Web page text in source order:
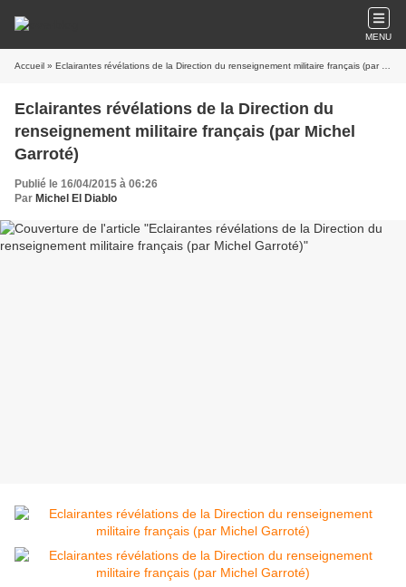
MENU
Accueil » Eclairantes révélations de la Direction du renseignement militaire français (par Michel Garroté)
Eclairantes révélations de la Direction du
renseignement militaire français (par Michel
Garroté)
Publié le 16/04/2015 à 06:26
Par Michel El Diablo